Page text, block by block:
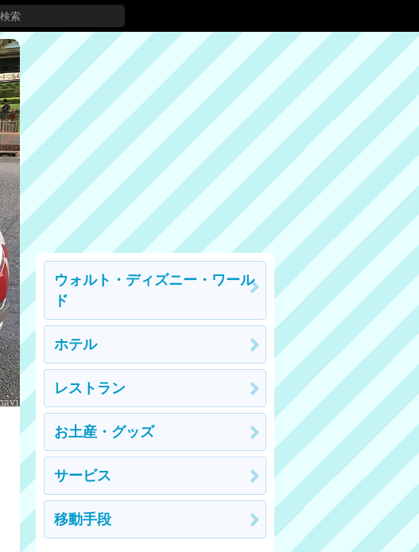
ウォルト・ディズニー・ワール
ド
ホテル
レストラン
お土産・グッズ
サービス
移動手段